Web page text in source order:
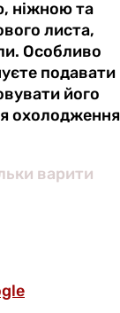
ніжною та
листа,
Особливо
подавати
його
охолодження
варити